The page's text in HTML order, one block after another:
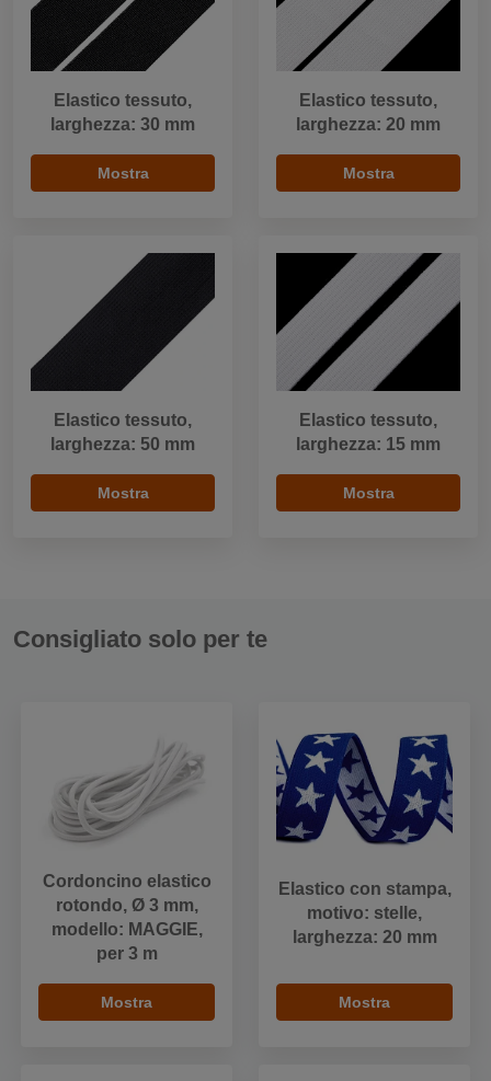
Elastico tessuto,
larghezza: 30 mm
Mostra
Elastico tessuto,
larghezza: 20 mm
Mostra
Elastico tessuto,
larghezza: 50 mm
Mostra
Elastico tessuto,
larghezza: 15 mm
Mostra
Consigliato solo per te
Cordoncino elastico
rotondo, Ø 3 mm,
modello: MAGGIE,
per 3 m
Mostra
Elastico con stampa,
motivo: stelle,
larghezza: 20 mm
Mostra